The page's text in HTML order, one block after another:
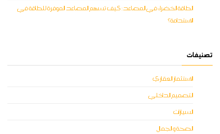
الطاقة الخضراء في المصاعد: كيف تسهم المصاعد الموفرة للطاقة في
الاستدامة؟
تصنيفات
الاستثمار العقاري
التصميم الداخلي
السيارات
الصحة و الجمال